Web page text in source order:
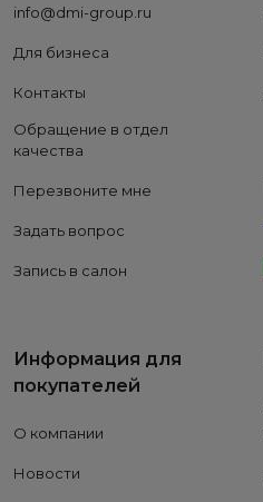
info@dmi-group.ru
Для бизнеса
Контакты
Обращение в отдел
качества
Перезвоните мне
Задать вопрос
Запись в салон
Информация для
покупателей
О компании
Новости